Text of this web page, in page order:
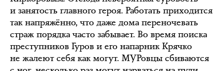
и занятость главного героя. Работать приходится
так напряжённо, что даже дома переночевать
страж порядка часто забывает. Во время поиска
преступников Гуров и его напарник Крячко
не жалеют себя как могут. МУРовцы сбиваются